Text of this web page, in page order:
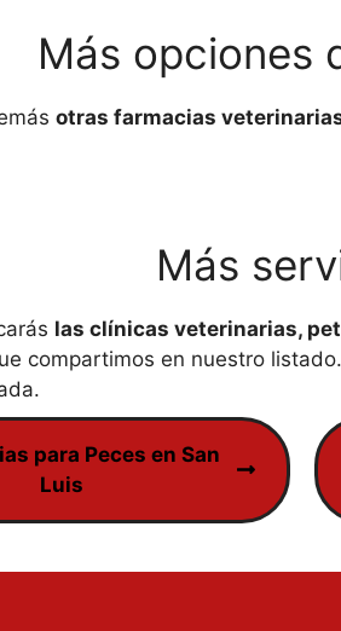
Más opciones
otras farmacias
Más
las clínicas veterinarias,
compartimos en nuestro
para Peces en San
Luis